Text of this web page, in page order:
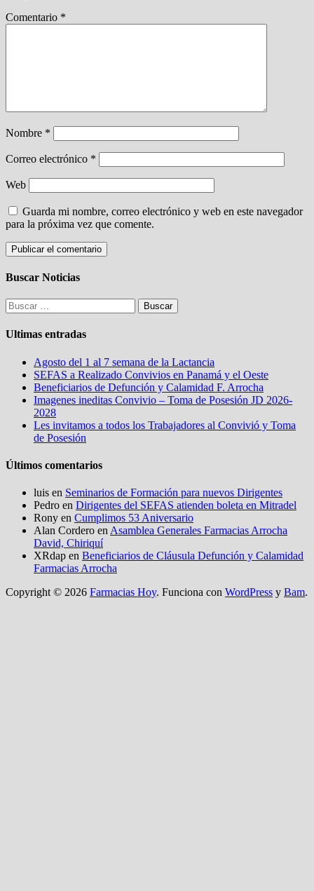
Comentario *
Nombre *
Correo electrónico *
Web
Guarda mi nombre, correo electrónico y web en este navegador
para la próxima vez que comente.
Buscar Noticias
Buscar:
Ultimas entradas
Agosto del 1 al 7 semana de la Lactancia
SEFAS a Realizado Convivios en Panamá y el Oeste
Beneficiarios de Defunción y Calamidad F. Arrocha
Imagenes ineditas Convivio – Toma de Posesión JD 2026-
2028
Les invitamos a todos los Trabajadores al Convivió y Toma
de Posesión
Últimos comentarios
luis en Seminarios de Formación para nuevos Dirigentes
Pedro en Dirigentes del SEFAS atienden boleta en Mitradel
Rony en Cumplimos 53 Aniversario
Alan Cordero en Asamblea Generales Farmacias Arrocha
David, Chiriquí
XRdap en Beneficiarios de Cláusula Defunción y Calamidad
Farmacias Arrocha
Copyright © 2026 Farmacias Hoy. Funciona con WordPress y Bam.